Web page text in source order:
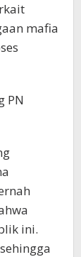
mafia
PN
ini.